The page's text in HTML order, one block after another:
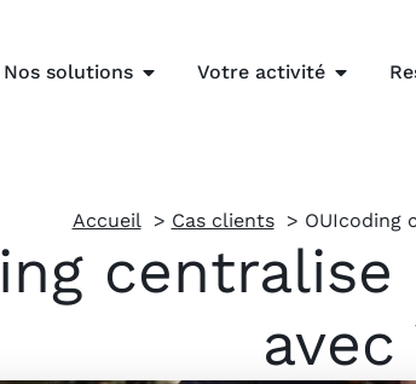
Nos solutions Votre activité
Accueil Cas clients OUIcoding